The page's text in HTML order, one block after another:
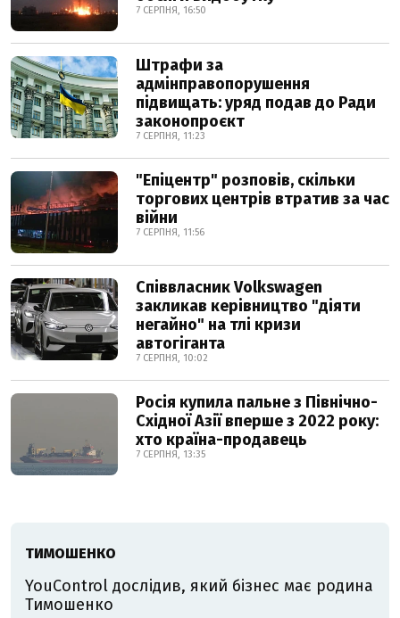
7 СЕРПНЯ, 16:50
Штрафи за
адмінправопорушення
підвищать: уряд подав до Ради
законопроєкт
7 СЕРПНЯ, 11:23
"Епіцентр" розповів, скільки
торгових центрів втратив за час
війни
7 СЕРПНЯ, 11:56
Співвласник Volkswagen
закликав керівництво "діяти
негайно" на тлі кризи
автогіганта
7 СЕРПНЯ, 10:02
Росія купила пальне з Північно-
Східної Азії вперше з 2022 року:
хто країна-продавець
7 СЕРПНЯ, 13:35
ТИМОШЕНКО
YouControl дослідив, який бізнес має родина
Тимошенко